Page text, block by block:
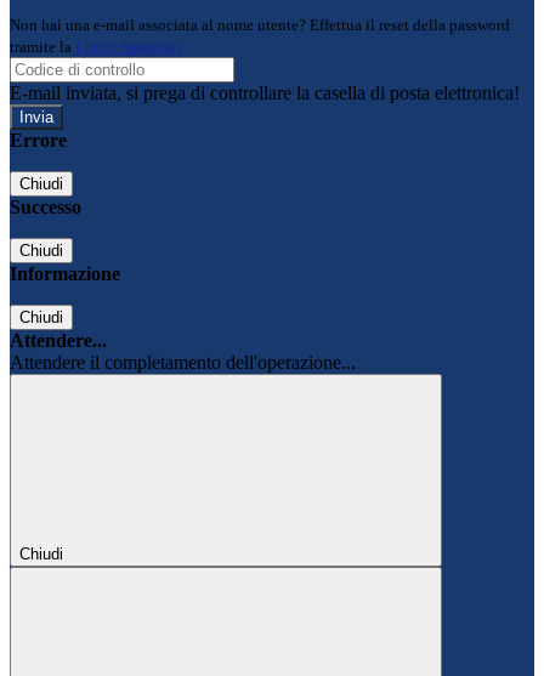
Non hai una e-mail associata al nome utente? Effettua il reset della password
tramite la Login Spaggiari
E-mail inviata, si prega di controllare la casella di posta elettronica!
Errore
Chiudi
Successo
Chiudi
Informazione
Chiudi
Attendere...
Attendere il completamento dell'operazione...
Chiudi